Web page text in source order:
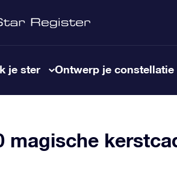
je ster Ontwerp je constellatie
magische